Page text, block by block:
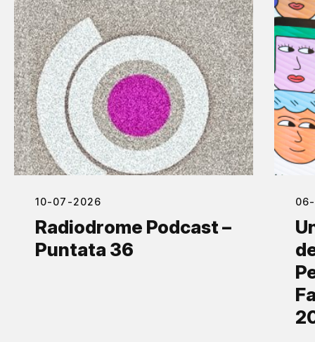
10-07-2026
Radiodrome Podcast –
Puntata 36